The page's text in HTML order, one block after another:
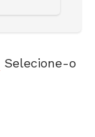
Selecione-o